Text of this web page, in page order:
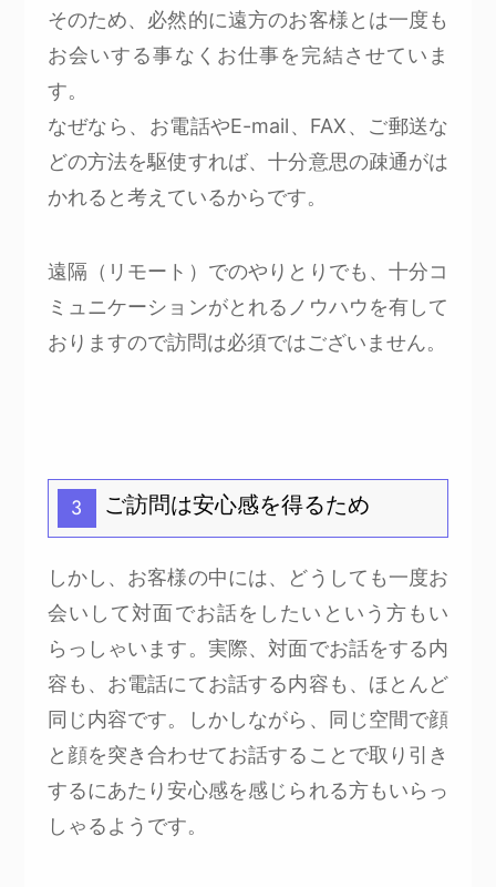
そのため、必然的に遠方のお客様とは一度も
お会いする事なくお仕事を完結させていま
す。
なぜなら、お電話やE-mail、FAX、ご郵送な
どの方法を駆使すれば、十分意思の疎通がは
かれると考えているからです。
遠隔（リモート）でのやりとりでも、十分コ
ミュニケーションがとれるノウハウを有して
おりますので訪問は必須ではございません。
3 ご訪問は安心感を得るため
しかし、お客様の中には、どうしても一度お
会いして対面でお話をしたいという方もい
らっしゃいます。実際、対面でお話をする内
容も、お電話にてお話する内容も、ほとんど
同じ内容です。しかしながら、同じ空間で顔
と顔を突き合わせてお話することで取り引き
するにあたり安心感を感じられる方もいらっ
しゃるようです。